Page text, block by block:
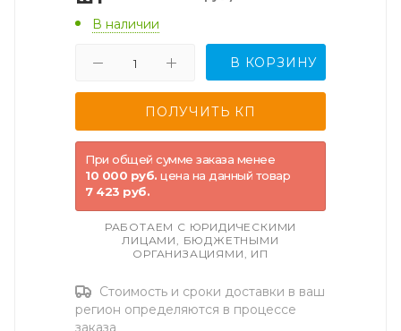
В наличии
В КОРЗИНУ
При общей сумме заказа менее
10 000 руб. цена на данный товар
7 423 руб.
РАБОТАЕМ С ЮРИДИЧЕСКИМИ
ЛИЦАМИ, БЮДЖЕТНЫМИ
ОРГАНИЗАЦИЯМИ, ИП
Стоимость и сроки доставки в ваш
регион определяются в процессе
заказа